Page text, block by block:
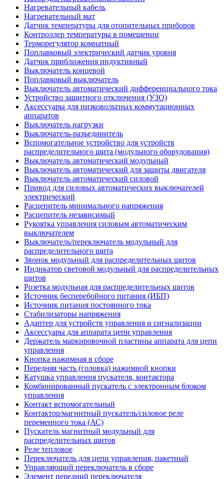
Нагревательный кабель
Нагревательный мат
Датчик температуры для отопительных приборов
Контроллер температуры в помещении
Терморегулятор комнатный
Поплавковый электрический датчик уровня
Датчик приближения индуктивный
Выключатель концевой
Поплавковый выключатель
Выключатель автоматический дифференциального тока
Устройство защитного отключения (УЗО)
Аксессуары для низковольтных коммутационных
аппаратов
Выключатель нагрузки
Выключатель-разъединитель
Вспомогательное устройство для устройств
распределительного щита (модульного оборудования)
Выключатель автоматический модульный
Выключатель автоматический для защиты двигателя
Выключатель автоматический силовой
Привод для силовых автоматических выключателей
электрический
Расцепитель минимального напряжения
Расцепитель независимый
Рукоятка управления силовым автоматическим
выключателем
Выключатель/переключатель модульный для
распределительного щита
Звонок модульный для распределительных щитов
Индикатор световой модульный для распределительных
щитов
Розетка модульная для распределительных щитов
Источник бесперебойного питания (ИБП)
Источник питания постоянного тока
Стабилизаторы напряжения
Адаптер для устройств управления и сигнализации
Аксессуары для аппарата цепи управления
Держатель маркировочной пластины аппарата для цепи
управления
Кнопка нажимная в сборе
Передняя часть (головка) нажимной кнопки
Катушка управления пускателя, контактора
Комбинированный пускатель с электронным блоком
управления
Контакт вспомогательный
Контактор/магнитный пускатель/силовое реле
переменного тока (АС)
Пускатель магнитный модульный для
распределительных щитов
Реле тепловое
Переключатель для цепи управления, пакетный
Управляющий переключатель в сборе
Элемент передний переключателя